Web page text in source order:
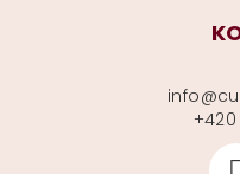
info@
+420